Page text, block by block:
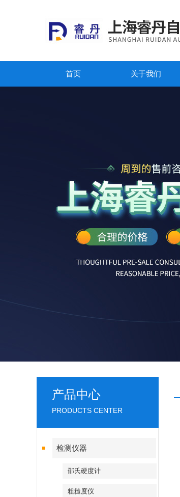
首页 关于我们
产品中心
PRODUCTS CENTER
检测仪器
邵氏硬度计
粗糙度仪